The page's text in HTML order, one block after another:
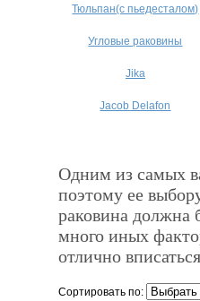
Тюльпан(с пьедесталом)
Угловые раковины
Jika
Jacob Delafon
Одним из самых
поэтому ее
раковина должна
много иных
отлично
Сортировать по: